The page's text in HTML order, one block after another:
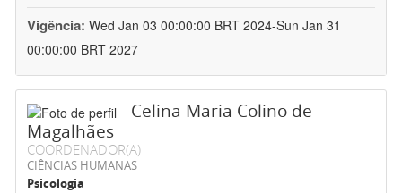
Vigência: Wed Jan 03 00:00:00 BRT 2024-Sun Jan 31
00:00:00 BRT 2027
Celina Maria Colino de
Magalhães
COORDENADOR(A)
CIÊNCIAS HUMANAS
Psicologia